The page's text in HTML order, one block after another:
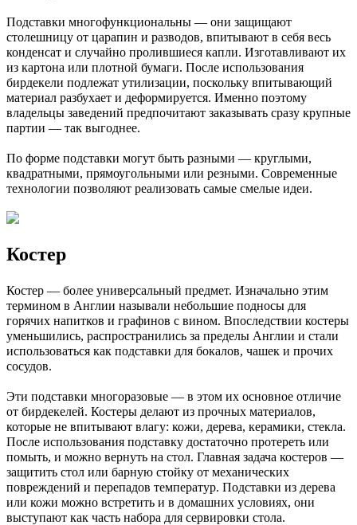
Подставки многофункциональны — они защищают
столешницу от царапин и разводов, впитывают в себя весь
конденсат и случайно пролившиеся капли. Изготавливают их
из картона или плотной бумаги. После использования
бирдекели подлежат утилизации, поскольку впитывающий
материал разбухает и деформируется. Именно поэтому
владельцы заведений предпочитают заказывать сразу крупные
партии — так выгоднее.
По форме подставки могут быть разными — круглыми,
квадратными, прямоугольными или резными. Современные
технологии позволяют реализовать самые смелые идеи.
Костер
Костер — более универсальный предмет. Изначально этим
термином в Англии называли небольшие подносы для
горячих напитков и графинов с вином. Впоследствии костеры
уменьшились, распространились за пределы Англии и стали
использоваться как подставки для бокалов, чашек и прочих
сосудов.
Эти подставки многоразовые — в этом их основное отличие
от бирдекелей. Костеры делают из прочных материалов,
которые не впитывают влагу: кожи, дерева, керамики, стекла.
После использования подставку достаточно протереть или
помыть, и можно вернуть на стол. Главная задача костеров —
защитить стол или барную стойку от механических
повреждений и перепадов температур. Подставки из дерева
или кожи можно встретить и в домашних условиях, они
выступают как часть набора для сервировки стола.